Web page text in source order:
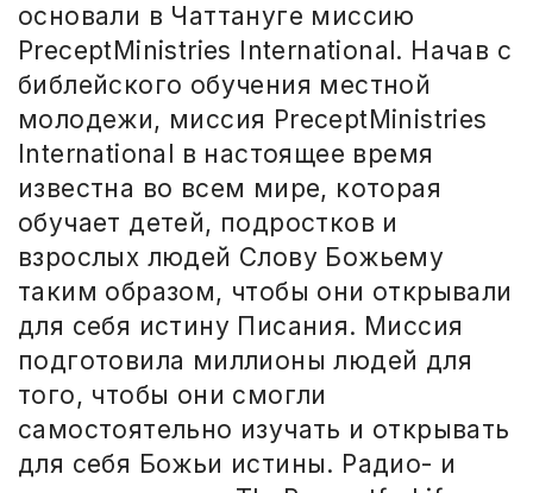
основали в Чаттануге миссию
PreceptMinistries International. Начав с
библейского обучения местной
молодежи, миссия PreceptMinistries
International в настоящее время
известна во всем мире, которая
обучает детей, подростков и
взрослых людей Слову Божьему
таким образом, чтобы они открывали
для себя истину Писания. Миссия
подготовила миллионы людей для
того, чтобы они смогли
самостоятельно изучать и открывать
для себя Божьи истины. Радио- и